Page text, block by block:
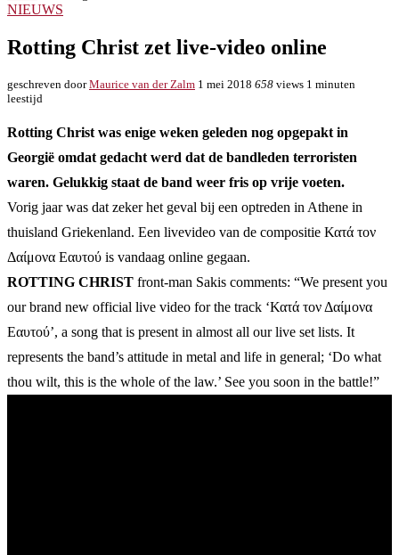
NIEUWS
Rotting Christ zet live-video online
geschreven doorMaurice van der Zalm 1 mei 2018 658 views 1 minuten
leestijd
Rotting Christ was enige weken geleden nog opgepakt in
Georgië omdat gedacht werd dat de bandleden terroristen
waren. Gelukkig staat de band weer fris op vrije voeten.
Vorig jaar was dat zeker het geval bij een optreden in Athene in
thuisland Griekenland. Een livevideo van de compositie Κατά τον
Δαίμονα Εαυτού is vandaag online gegaan.
ROTTING CHRIST front-man Sakis comments: “We present you
our brand new official live video for the track ‘Κατά τον Δαίμονα
Εαυτού’, a song that is present in almost all our live set lists. It
represents the band’s attitude in metal and life in general; ‘Do what
thou wilt, this is the whole of the law.’ See you soon in the battle!”